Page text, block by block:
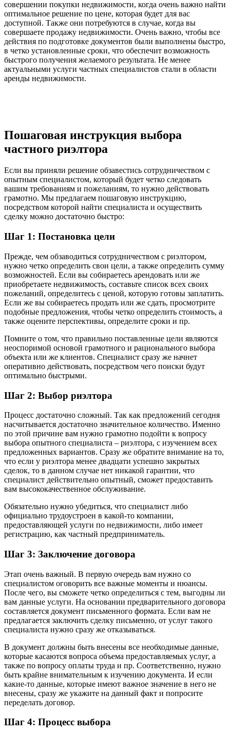
совершении покупки недвижимости, когда очень важно найти
оптимальное решение по цене, которая будет для вас
доступной. Также они потребуются в случае, когда вы
совершаете продажу недвижимости. Очень важно, чтобы все
действия по подготовке документов были выполнены быстро,
в четко установленные сроки, что обеспечит возможность
быстрого получения желаемого результата. Не менее
актуальными услуги частных специалистов стали в области
аренды недвижимости.
Пошаговая инструкция выбора
частного риэлтора
Если вы приняли решение обзавестись сотрудничеством с
опытным специалистом, который будет четко следовать
вашим требованиям и пожеланиям, то нужно действовать
грамотно. Мы предлагаем пошаговую инструкцию,
посредством которой найти специалиста и осуществить
сделку можно достаточно быстро:
Шаг 1: Постановка цели
Прежде, чем обзаводиться сотрудничеством с риэлтором,
нужно четко определить свои цели, а также определить сумму
возможностей. Если вы собираетесь арендовать или же
приобретаете недвижимость, составьте список всех своих
пожеланий, определитесь с ценой, которую готовы заплатить.
Если же вы собираетесь продать или же сдать, просмотрите
подобные предложения, чтобы четко определить стоимость, а
также оцените перспективы, определите сроки и пр.
Помните о том, что правильно поставленные цели являются
неоспоримой основой грамотного и рационального выбора
объекта или же клиентов. Специалист сразу же начнет
оперативно действовать, посредством чего поиски будут
оптимально быстрыми.
Шаг 2: Выбор риэлтора
Процесс достаточно сложный. Так как предложений сегодня
насчитывается достаточно значительное количество. Именно
по этой причине вам нужно грамотно подойти к вопросу
выбора опытного специалиста – риэлтора, с изучением всех
предложенных вариантов. Сразу же обратите внимание на то,
что если у риэлтора менее двадцати успешно закрытых
сделок, то в данном случае нет никакой гарантии, что
специалист действительно опытный, сможет предоставить
вам высококачественное обслуживание.
Обязательно нужно убедиться, что специалист либо
официально трудоустроен в какой-то компании,
предоставляющей услуги по недвижимости, либо имеет
регистрацию, как частный предприниматель.
Шаг 3: Заключение договора
Этап очень важный. В первую очередь вам нужно со
специалистом оговорить все важные моменты и нюансы.
После чего, вы сможете четко определиться с тем, выгодны ли
вам данные услуги. На основании предварительного договора
составляется документ письменного формата. Если вам не
предлагается заключить сделку письменно, от услуг такого
специалиста нужно сразу же отказываться.
В документ должны быть внесены все необходимые данные,
которые касаются вопроса объема предоставляемых услуг, а
также по вопросу оплаты труда и пр. Соответственно, нужно
быть крайне внимательным к изучению документа. И если
какие-то данные, которые имеют важное значение в него не
внесены, сразу же укажите на данный факт и попросите
переделать договор.
Шаг 4: Процесс выбора